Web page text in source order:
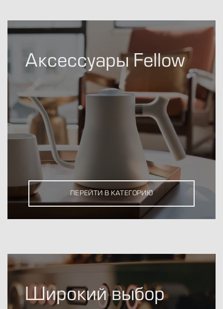
Аксессуары Fellow
ПЕРЕЙТИ В КАТЕГОРИЮ
Широкий выбор